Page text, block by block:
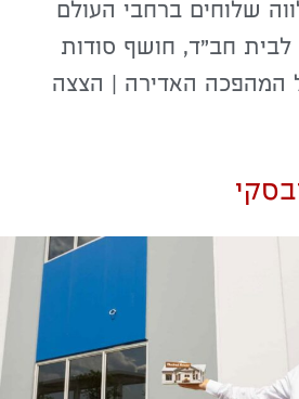
שלוחים ברחבי העולם
לבית חב"ד, חושף סודות
המהפכה האדירה | הצצה